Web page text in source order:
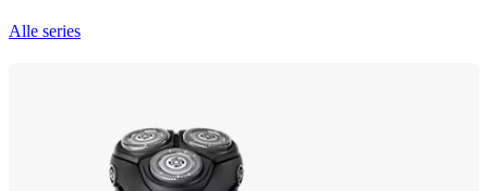
Alle series